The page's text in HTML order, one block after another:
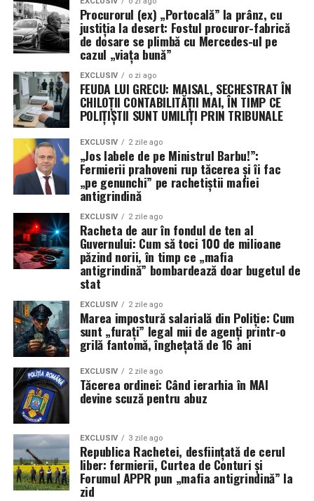
Prahova: la Ploiești, infractorul are prioritate, iar
victima are doar dreptul de a aștepta prescripția.
Concluzie: Inspectoratul de Protecție al Jmecherului
(IPJ)
De la cămătari și falsificatori, la protejarea
agresorilor de copii, IPJ Prahova s-a transformat
într-un S.R.L. de familie. Până când DGA sau
structurile centrale de la București vor decide să
deratizeze cu adevărat acest județ, singura lege
valabilă rămâne cea a tăcerii și a complicității. Stați
aproape, Sezonul XXXIV promite să scoată la iveală
și mai mulți scheleți din dulapurile „inteligenței”
prahovene! (CristinaT.).
Procurorul (ex) „Portocală” la prânz, cu
justiția la desert: Fostul procuror-fabrică
de dosare se plimbă cu Mercedes-ul pe
cazul „viața bună”
EXCLUSIV o zi ago
FEUDA LUI GRECU: MAISAL, SECHESTRAT ÎN
CHILOȚII CONTABILITĂȚII MAI, ÎN TIMP CE
POLIȚIȘTII SUNT UMILIȚI PRIN TRIBUNALE
EXCLUSIV 2 zile ago
„Jos labele de pe Ministrul Barbu!”:
Fermierii prahoveni rup tăcerea și îi fac
„pe genunchi” pe rachetiștii mafiei
antigrindină
EXCLUSIV 2 zile ago
Racheta de aur în fondul de ten al
Guvernului: Cum să toci 100 de milioane
păzind norii, în timp ce „mafia
antigrindină” bombardează doar bugetul de
stat
EXCLUSIV 2 zile ago
Marea impostură salarială din Poliție: Cum
sunt „furați” legal mii de agenți printr-o
grilă fantomă, înghețată de 16 ani
EXCLUSIV 2 zile ago
Tăcerea ordinei: Când ierarhia în MAI
devine scuză pentru abuz
EXCLUSIV 3 zile ago
Republica Rachetei, desființată de cerul
liber: fermierii, Curtea de Conturi și
Forumul APPR pun „mafia antigrindină” la
zid